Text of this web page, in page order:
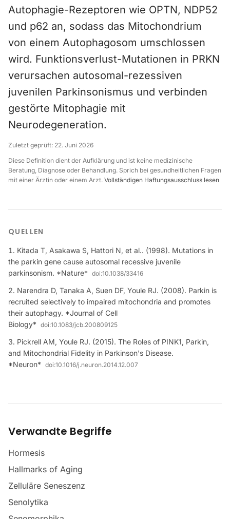
Autophagie-Rezeptoren wie OPTN, NDP52
und p62 an, sodass das Mitochondrium
von einem Autophagosom umschlossen
wird. Funktionsverlust-Mutationen in PRKN
verursachen autosomal-rezessiven
juvenilen Parkinsonismus und verbinden
gestörte Mitophagie mit
Neurodegeneration.
Zuletzt geprüft: 22. Juni 2026
Diese Definition dient der Aufklärung und ist keine medizinische
Beratung, Diagnose oder Behandlung. Sprich bei gesundheitlichen Fragen
mit einer Ärztin oder einem Arzt. Vollständigen Haftungsausschluss lesen
QUELLEN
Kitada T, Asakawa S, Hattori N, et al.. (1998). Mutations in
the parkin gene cause autosomal recessive juvenile
parkinsonism. *Nature* doi:10.1038/33416
Narendra D, Tanaka A, Suen DF, Youle RJ. (2008). Parkin is
recruited selectively to impaired mitochondria and promotes
their autophagy. *Journal of Cell
Biology* doi:10.1083/jcb.200809125
Pickrell AM, Youle RJ. (2015). The Roles of PINK1, Parkin,
and Mitochondrial Fidelity in Parkinson's Disease.
*Neuron* doi:10.1016/j.neuron.2014.12.007
Verwandte Begriffe
Hormesis
Hallmarks of Aging
Zelluläre Seneszenz
Senolytika